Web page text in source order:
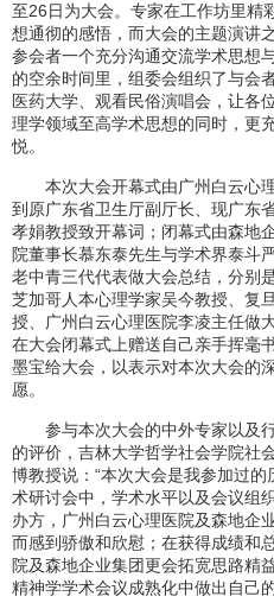
至26日为大会。专家在工作坊里精
想通彻的感悟，而大会的主题演讲
参会者一个充分沟通交流学术思想
的空余时间里，组委会组织了与会
医药大学、观看民俗演唱会，让各
理学领域至高学术思想的同时，更
悦。
本次大会开幕式由广州白云心
到原广东省卫生厅副厅长、现广东
孝娟教授致开幕词；闭幕式由森地
院董事长慕东泰先生与学术界泰斗
老中青三代代表做大会总结，分别
芝加哥人本心理学家吴今教授、复
授、广州白云心理医院李凌主任做
在大会闭幕式上赠送自己亲手挥毫
墨宝给大会，以表示对本次大会的
愿。
参与本次大会的中外专家以及行
的评价，吉林大学哲学社会学院社
博教授说：“本次大会是我参加过
术研讨会中，学术水平以及会议组
办方，广州白云心理医院及森地企
而感到骄傲和欣慰；在获得成绩和
院及森地企业集团更会拓宽思路精
精神学学术会议成熟化中做出自己